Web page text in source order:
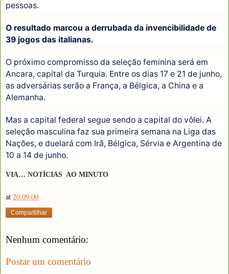
pessoas.
O resultado marcou a derrubada da invencibilidade de
39 jogos das italianas.
O próximo compromisso da seleção feminina será em
Ancara, capital da Turquia. Entre os dias 17 e 21 de junho,
as adversárias serão a França, a Bélgica, a China e a
Alemanha.
Mas a capital federal segue sendo a capital do vôlei. A
seleção masculina faz sua primeira semana na Liga das
Nações, e duelará com Irã, Bélgica, Sérvia e Argentina de
10 a 14 de junho.
VIA… NOTÍCIAS AO MINUTO
at 20:09:00
Compartilhar
Nenhum comentário:
Postar um comentário